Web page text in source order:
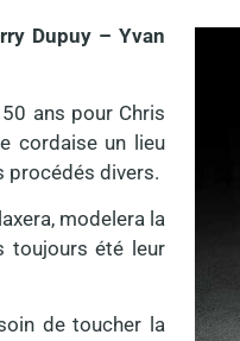
Dupuy – Yvan
ans pour Chris
cordaise un lieu
procédés divers.
modelera la
toujours été leur
de toucher la